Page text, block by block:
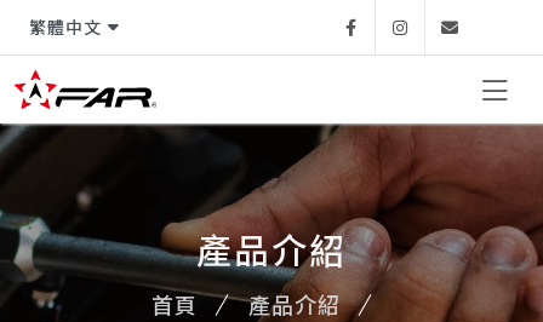
繁體中文 FacebookInstagram
產品介紹
首頁 產品介紹